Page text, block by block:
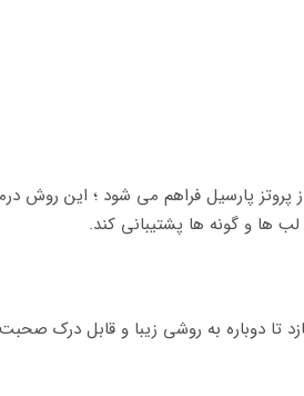
پارسیل فراهم می شود ؛ این روش
ها و گونه ها پشتیبانی کند.
تا دوباره به روشی زیبا و قابل درک